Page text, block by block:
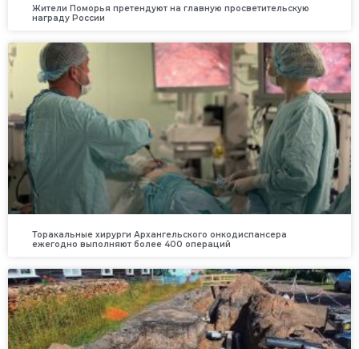
Жители Поморья претендуют на главную просветительскую
награду России
Торакальные хирурги Архангельского онкодиспансера
ежегодно выполняют более 400 операций